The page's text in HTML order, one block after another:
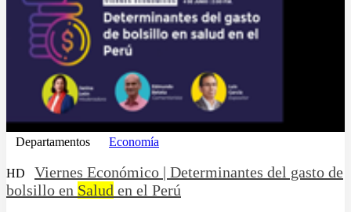
Departamentos Economía
HD
Viernes Económico | Determinantes del gasto de
bolsillo en Salud en el Perú